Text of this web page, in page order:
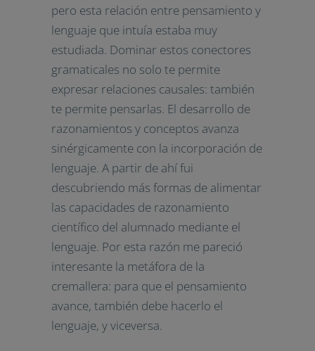
pero esta relación entre pensamiento y
lenguaje que intuía estaba muy
estudiada. Dominar estos conectores
gramaticales no solo te permite
expresar relaciones causales: también
te permite pensarlas. El desarrollo de
razonamientos y conceptos avanza
sinérgicamente con la incorporación de
lenguaje. A partir de ahí fui
descubriendo más formas de alimentar
las capacidades de razonamiento
científico del alumnado mediante el
lenguaje. Por esta razón me pareció
interesante la metáfora de la
cremallera: para que el pensamiento
avance, también debe hacerlo el
lenguaje, y viceversa.